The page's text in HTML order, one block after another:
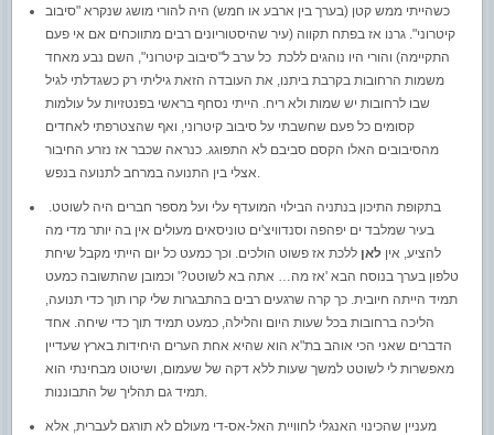
כשהייתי ממש קטן (בערך בין ארבע או חמש) היה להורי מושג שנקרא "סיבוב
קיטרוני". גרנו אז בפתח תקווה (עיר שהיסטוריונים רבים מתווכחים אם אי פעם
התקיימה) והורי היו נוהגים ללכת כל ערב ל"סיבוב קיטרוני", השם נבע מאחד
משמות הרחובות בקרבת ביתנו, את העובדה הזאת גיליתי רק כשגדלתי לגיל
שבו לרחובות יש שמות ולא ריח. הייתי נסחף בראשי בפנטזיות על עולמות
קסומים כל פעם שחשבתי על סיבוב קיטרוני, ואף שהצטרפתי לאחדים
מהסיבובים האלו הקסם סביבם לא התפוגג. כנראה שכבר אז נזרע החיבור
אצלי בין התנועה במרחב לתנועה בנפש.
בתקופת התיכון בנתניה הבילוי המועדף עלי ועל מספר חברים היה לשוטט.
בעיר שמלבד ים יפהפה וסנדוויצ'ים טוניסאים מעולים אין בה יותר מדי מה
להציע, אין לאן ללכת אז פשוט הולכים. וכך כמעט כל יום הייתי מקבל שיחת
טלפון בערך בנוסח הבא 'אז מה… אתה בא לשוטט?' וכמובן שהתשובה כמעט
תמיד הייתה חיובית. כך קרה שרגעים רבים בהתבגרות שלי קרו תוך כדי תנועה,
הליכה ברחובות בכל שעות היום והלילה, כמעט תמיד תוך כדי שיחה. אחד
הדברים שאני הכי אוהב בת"א הוא שהיא אחת הערים היחידות בארץ שעדיין
מאפשרות לי לשוטט למשך שעות ללא דקה של שעמום, ושיטוט מבחינתי הוא
תמיד גם תהליך של התבוננות.
מעניין שהכינוי האנגלי לחוויית האל-אס-די מעולם לא תורגם לעברית, אלא